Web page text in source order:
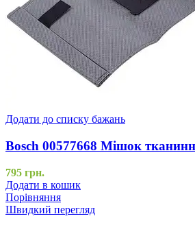
Додати до списку бажань
Bosch 00577668 Мішок
795 грн.
Додати в кошик
Порівняння
Швидкий перегляд